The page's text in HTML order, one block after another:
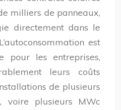
milliers de panneaux,
directement dans le
est
pour les entreprises,
leurs coûts
de plusieurs
voire plusieurs MWc